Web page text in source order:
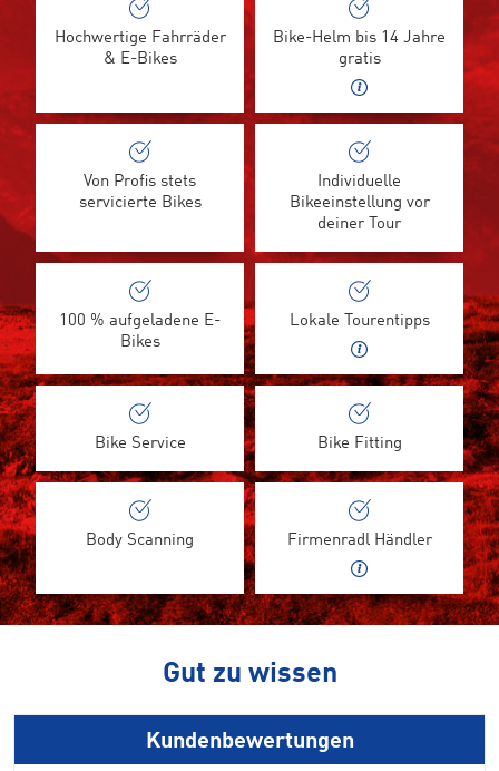
Hochwertige Fahrräder
& E-Bikes
Bike-Helm bis 14 Jahre
gratis
Von Profis stets
servicierte Bikes
Individuelle
Bikeeinstellung vor
deiner Tour
100 % aufgeladene E-
Bikes
Lokale Tourentipps
Bike Service Bike Fitting
Body Scanning Firmenradl Händler
Gut zu wissen
Kundenbewertungen